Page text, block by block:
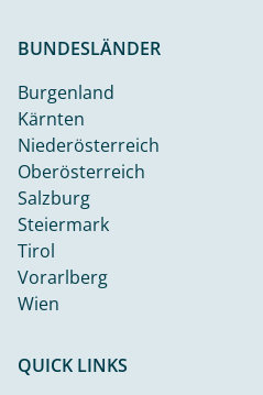
BUNDESLÄNDER
Burgenland
Kärnten
Niederösterreich
Oberösterreich
Salzburg
Steiermark
Tirol
Vorarlberg
Wien
QUICK LINKS